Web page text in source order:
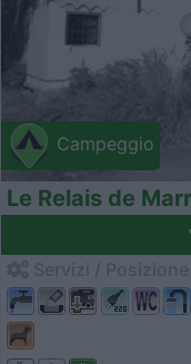
Campeggio
Le Relais de